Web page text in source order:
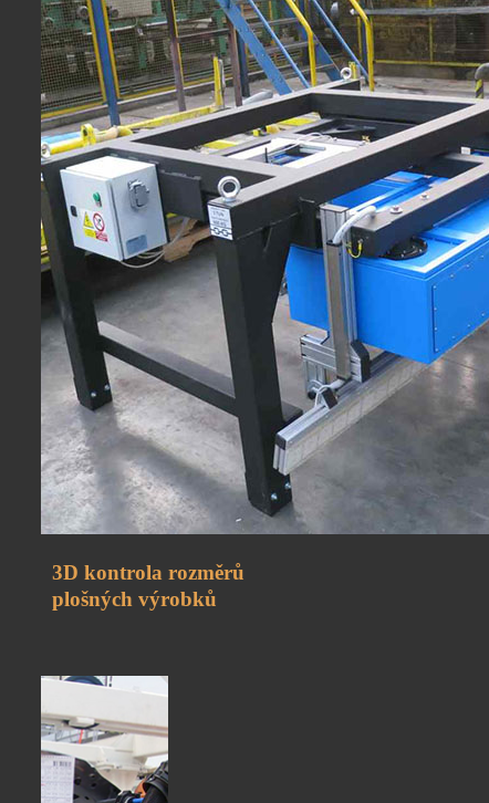
3D kontrola rozměrů
plošných výrobků